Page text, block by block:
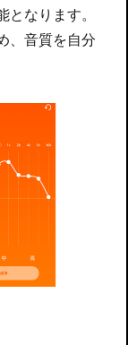
なります。
、音質を自分